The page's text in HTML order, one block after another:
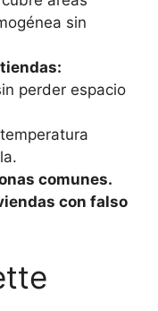
sin
perder espacio
temperatura
comunes.
con falso